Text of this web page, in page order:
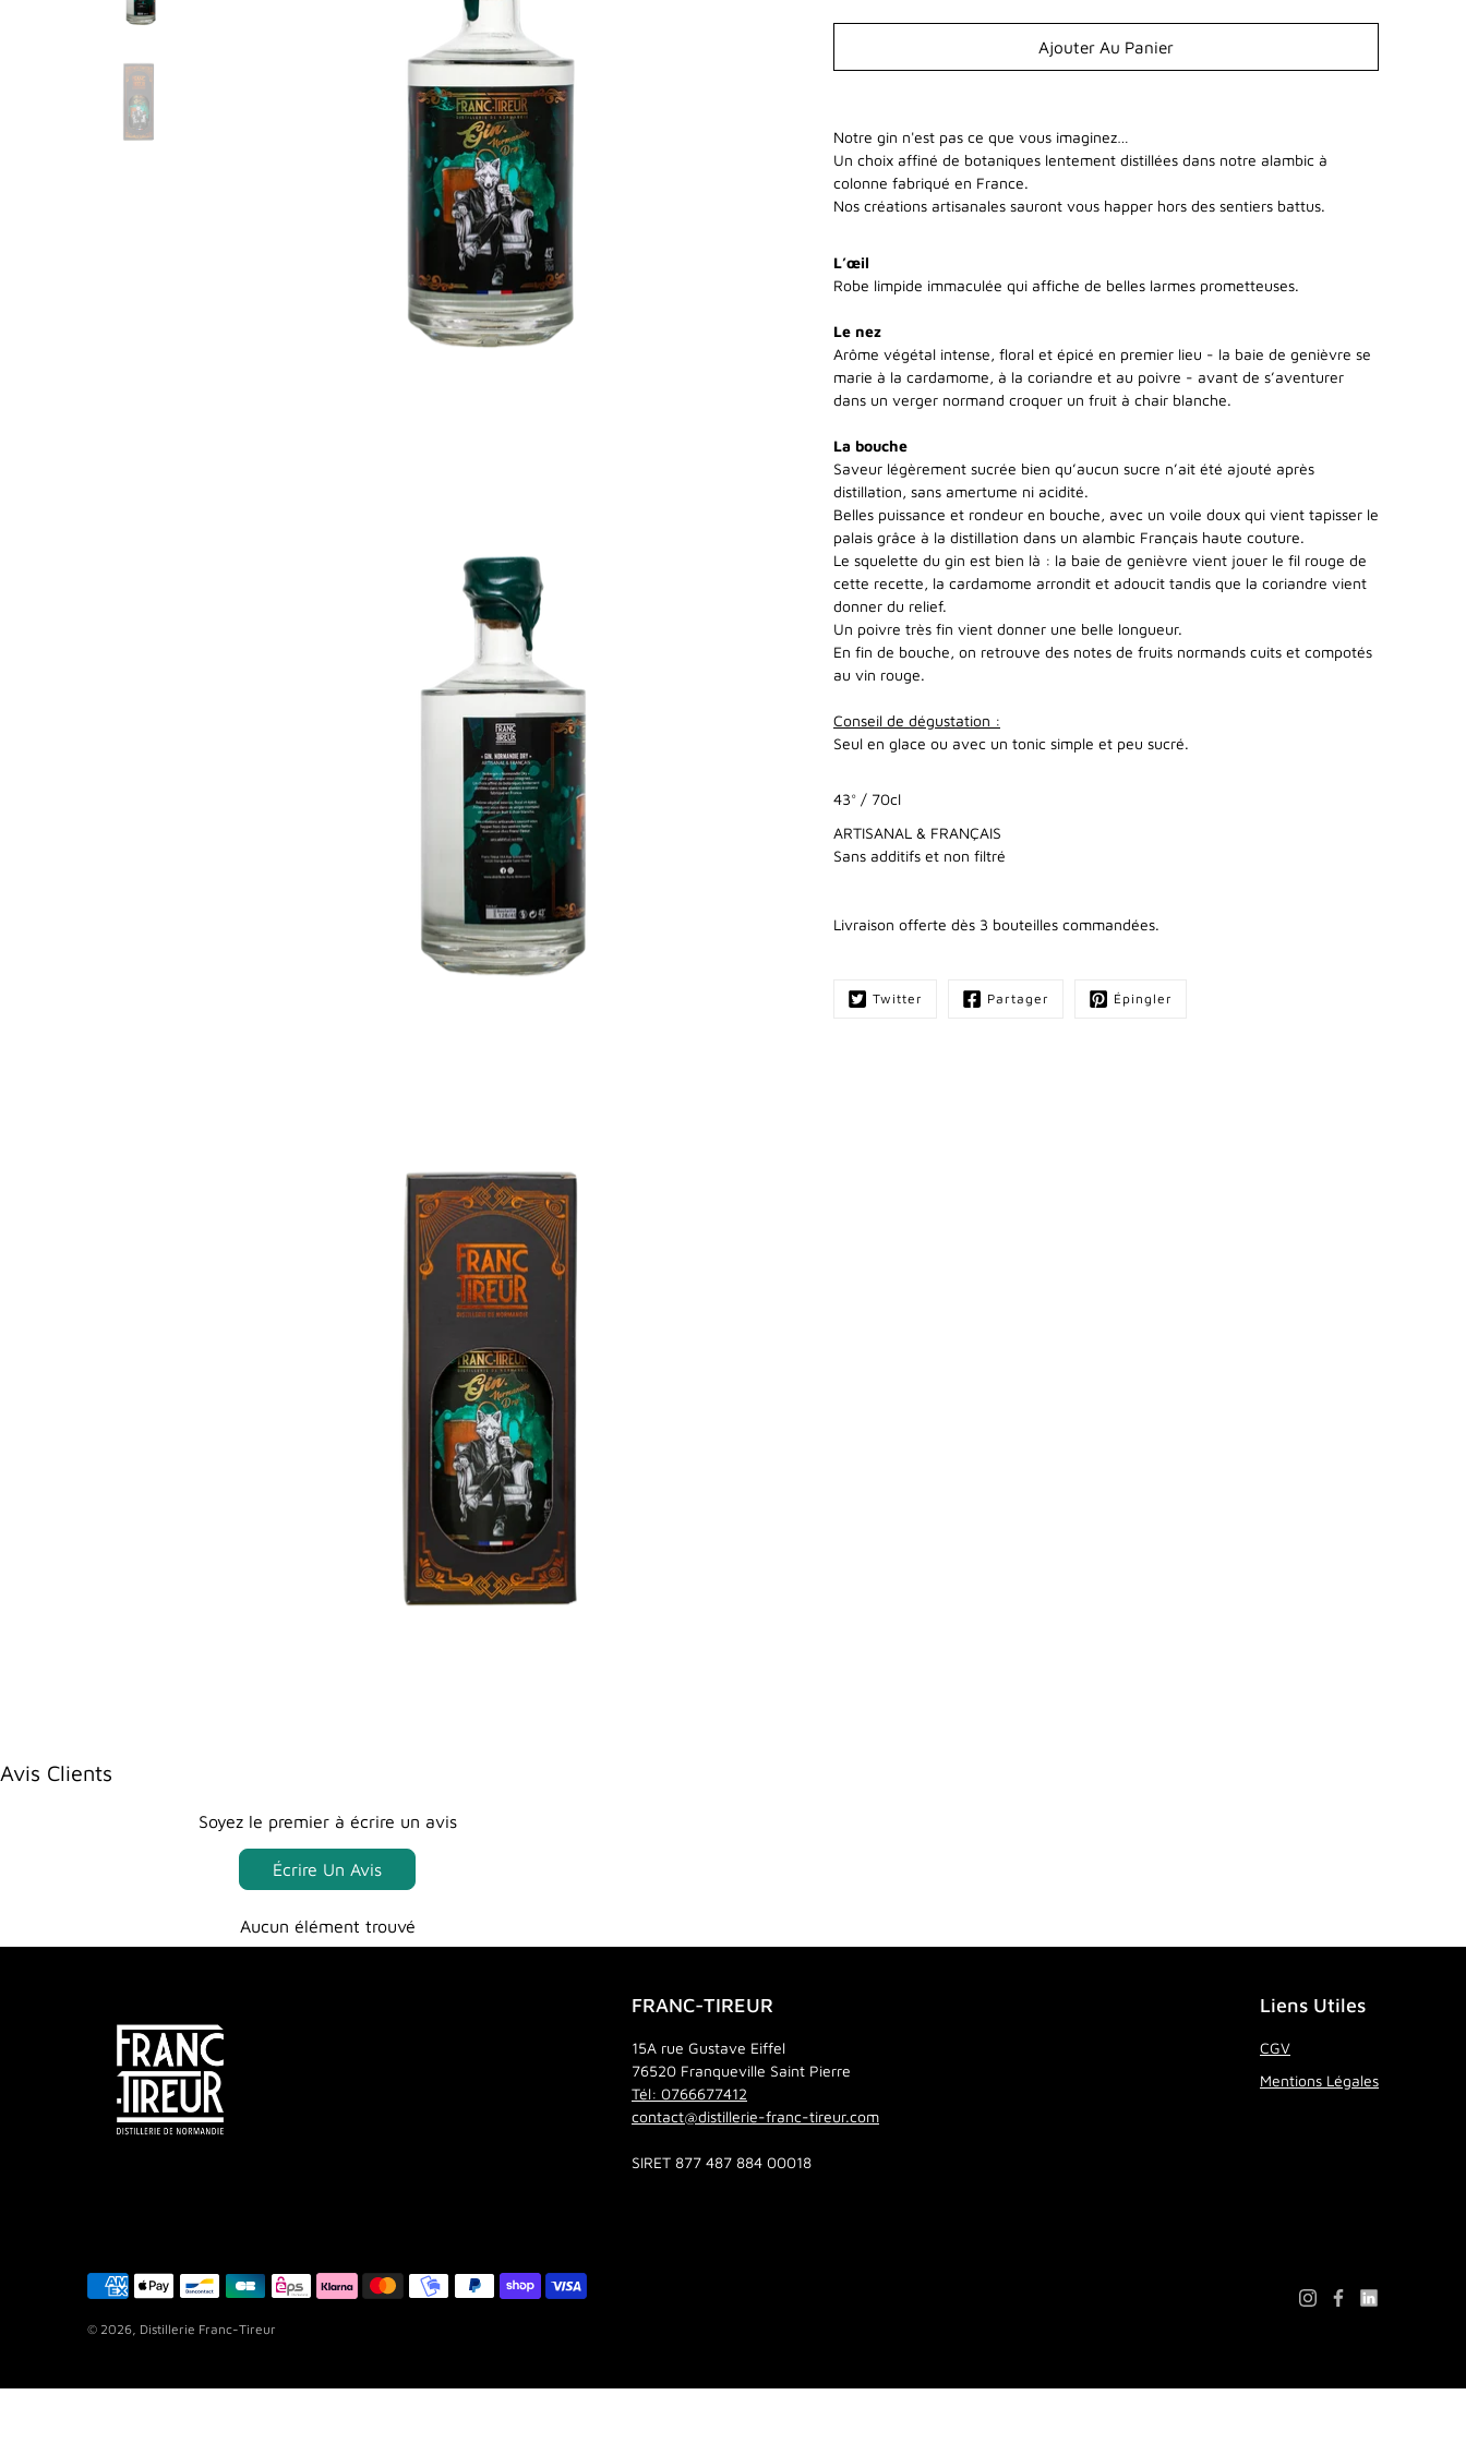
Sélectionnez
Ajouter Au Panier
moi
lorsque
ce
produit
est
disponible.
Notre gin n'est pas ce que vous imaginez…
Un choix affiné de botaniques lentement distillées dans notre alambic à
colonne fabriqué en France.
Nos créations artisanales sauront vous happer hors des sentiers battus.
L’œil
Robe limpide immaculée qui affiche de belles larmes prometteuses.
Le nez
Arôme végétal intense, floral et épicé en premier lieu - la baie de genièvre se
marie à la cardamome, à la coriandre et au poivre - avant de s’aventurer
dans un verger normand croquer un fruit à chair blanche.
La bouche
Saveur légèrement sucrée bien qu’aucun sucre n’ait été ajouté après
distillation, sans amertume ni acidité.
Belles puissance et rondeur en bouche, avec un voile doux qui vient tapisser le
palais grâce à la distillation dans un alambic Français haute couture.
Le squelette du gin est bien là : la baie de genièvre vient jouer le fil rouge de
cette recette, la cardamome arrondit et adoucit tandis que la coriandre vient
donner du relief.
Un poivre très fin vient donner une belle longueur.
En fin de bouche, on retrouve des notes de fruits normands cuits et compotés
au vin rouge.
Conseil de dégustation :
Seul en glace ou avec un tonic simple et peu sucré.
43° / 70cl
ARTISANAL & FRANÇAIS
Sans additifs et non filtré
Livraison offerte dès 3 bouteilles commandées.
Twitter Partager Épingler
Avis Clients
Soyez le premier à écrire un avis
Écrire Un Avis
Aucun élément trouvé
FRANC-TIREUR
15A rue Gustave Eiffel
76520 Franqueville Saint Pierre
Tél: 0766677412
contact@distillerie-franc-tireur.com
SIRET 877 487 884 00018
Liens Utiles
CGV
Mentions Légales
© 2026, Distillerie Franc-Tireur